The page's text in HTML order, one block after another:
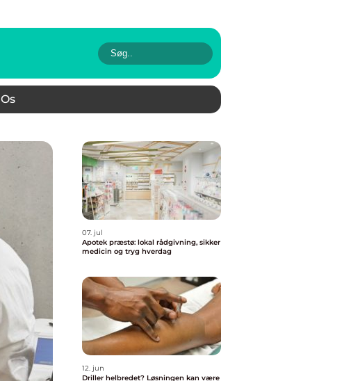
07. jul
Apotek præstø: lokal rådgivning, sikker
medicin og tryg hverdag
12. jun
Driller helbredet? Løsningen kan være